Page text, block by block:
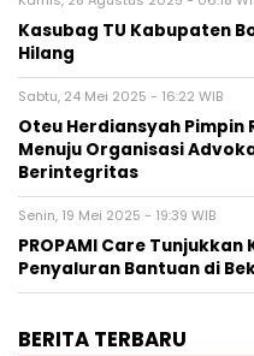
Kasubag TU Kabupaten
Hilang
Sabtu, 24 Mei 2025 - 16:22 WIB
Oteu Herdiansyah Pimpin
Menuju Organisasi
Berintegritas
Senin, 19 Mei 2025 - 19:39 WIB
PROPAMI Care
Penyaluran Bantuan di
BERITA TERBARU